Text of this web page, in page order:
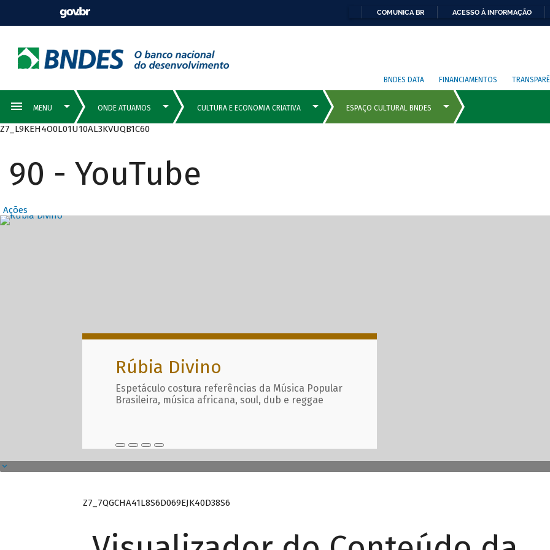
COMUNICA BR ACESSO À INFORMAÇÃO
BNDES DATA FINANCIAMENTOS
Z7_L9KEH4O0L01U10AL3KVUQB1C60
90 - YouTube
Ações
Destaques Principais com
Rúbia Divino
Espetáculo costura referências da Música Popular
Brasileira, música africana, soul, dub e reggae
Z7_7QGCHA41L8S6D069EJK40D38S6